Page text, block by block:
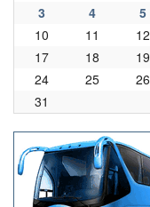
3
4 5
10
11 12
17
18 19
24
25 26
31